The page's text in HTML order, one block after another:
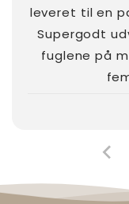
leveret til en
Supergodt
fuglene på